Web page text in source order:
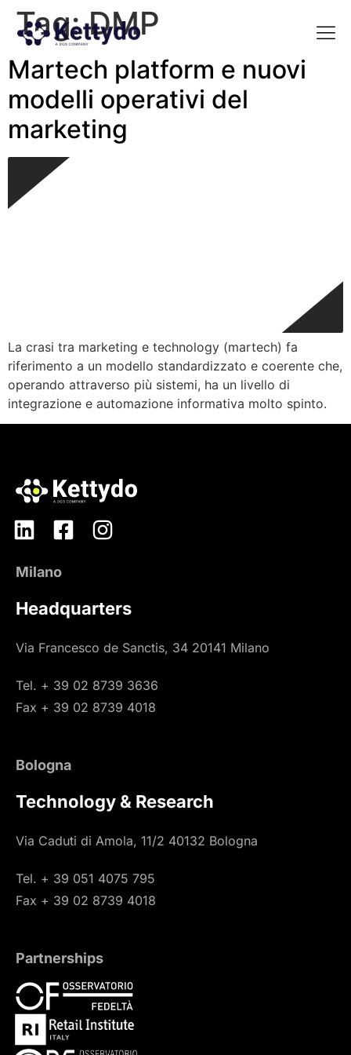
Tag:DMP
Martech platform e nuovi
modelli operativi del
marketing
La crasi tra marketing e technology (martech) fa
riferimento a un modello standardizzato e coerente che,
operando attraverso più sistemi, ha un livello di
integrazione e automazione informativa molto spinto.
Milano
Headquarters
Via Francesco de Sanctis, 34 20141 Milano
Tel. + 39 02 8739 3636
Fax + 39 02 8739 4018
Bologna
Technology & Research
Via Caduti di Amola, 11/2 40132 Bologna
Tel. + 39 051 4075 795
Fax + 39 02 8739 4018
Partnerships